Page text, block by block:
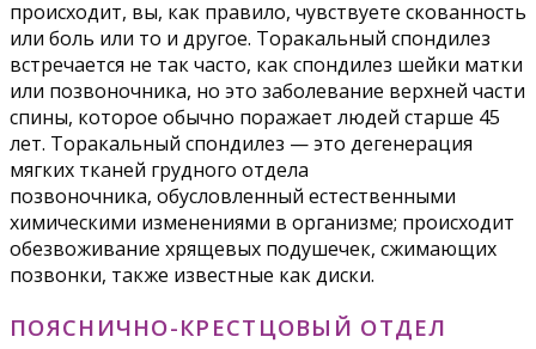
происходит, вы, как правило, чувствуете скованность
или боль или то и другое. Торакальный спондилез
встречается не так часто, как спондилез шейки матки
или позвоночника, но это заболевание верхней части
спины, которое обычно поражает людей старше 45
лет. Торакальный спондилез — это дегенерация
мягких тканей грудного отдела
позвоночника, обусловленный естественными
химическими изменениями в организме; происходит
обезвоживание хрящевых подушечек, сжимающих
позвонки, также известные как диски.
ПОЯСНИЧНО-КРЕСТЦОВЫЙ ОТДЕЛ